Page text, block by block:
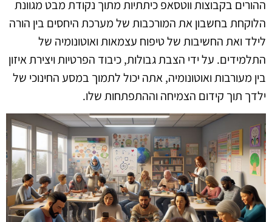
ההורים בקבוצות ווטסאפ כיתתיות מתוך נקודת מבט מגוונת
הלוקחת בחשבון את המורכבות של מערכת היחסים בין הורה
לילד ואת החשיבות של טיפוח עצמאות ואוטונומיה של
התלמידים. על ידי הצבת גבולות, כיבוד הפרטיות ויצירת איזון
בין מעורבות ואוטונומיה, אתה יכול לתמוך במסע החינוכי של
ילדך תוך קידום הצמיחה וההתפתחות שלו.